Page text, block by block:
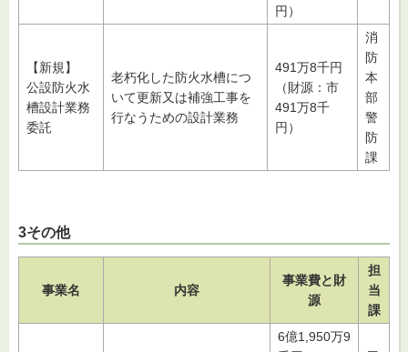
円）
【新規】
公設防火水
槽設計業務
委託
老朽化した防火水槽につ
いて更新又は補強工事を
行なうための設計業務
491万8千円
（財源：市
491万8千
円）
消
防
本
部
警
防
課
3その他
事業名 内容
事業費と財
源
担
当
課
6億1,950万9